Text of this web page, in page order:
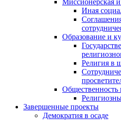
Миссионерская и
Иная
Образование и
Религия в
Завершенные проекты
Демократия в осаде